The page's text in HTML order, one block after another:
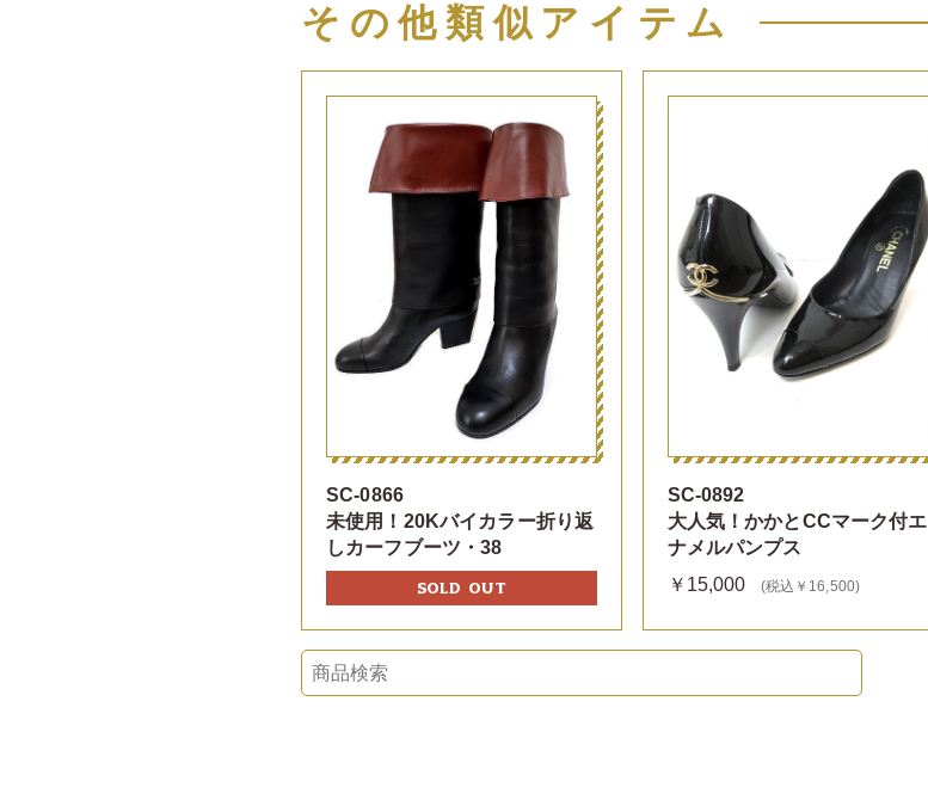
その他類似アイテム
SC-0866
未使用！20Kバイカラー折り返
しカーフブーツ・38
SOLD OUT
SC-0892
大人気！かかとCCマーク付エ
ナメルパンプス
￥15,000
(税込￥16,500)